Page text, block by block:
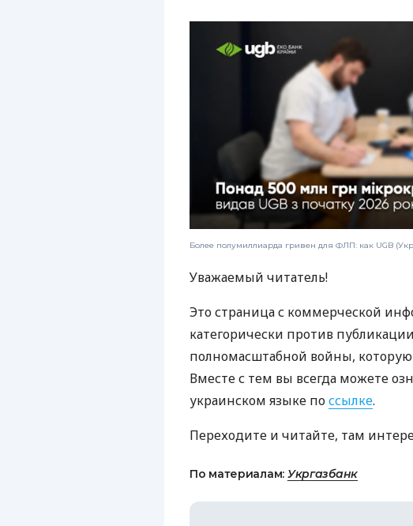
Более полумиллиарда гривен для ФЛП: как UGB
Уважаемый читатель!
Это страница с коммерческой
категорически против
полномасштабной войны,
Вместе с тем вы всегда можете
украинском языке поссылке.
Переходите и читайте, там
По материалам: Укргазбанк